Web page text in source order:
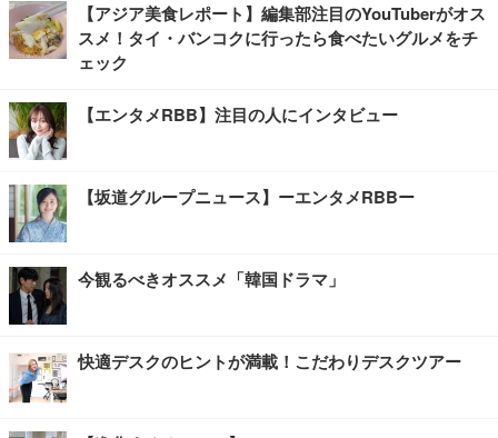
【アジア美食レポート】編集部注目のYouTuberがオス
スメ！タイ・バンコクに行ったら食べたいグルメをチ
ェック
【エンタメRBB】注目の人にインタビュー
【坂道グループニュース】ーエンタメRBBー
今観るべきオススメ「韓国ドラマ」
快適デスクのヒントが満載！こだわりデスクツアー